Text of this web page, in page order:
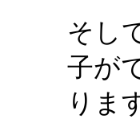
そし
子が
りま